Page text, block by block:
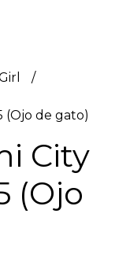
(Ojo de gato)
City
(Ojo